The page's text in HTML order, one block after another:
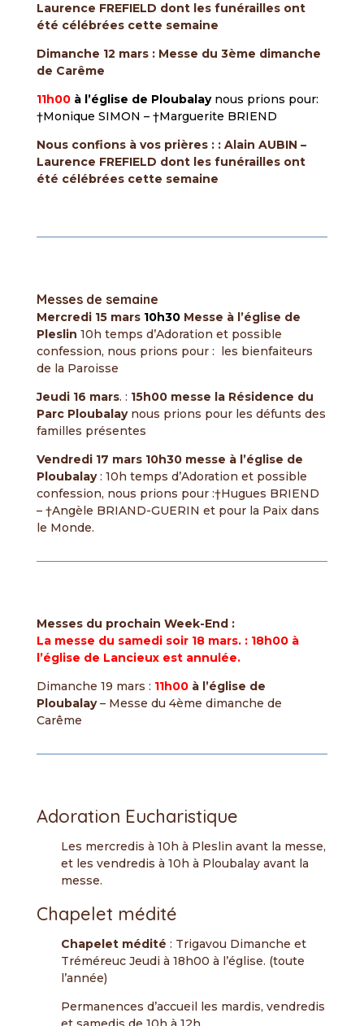
Laurence FREFIELD dont les funérailles ont
été célébrées cette semaine
Dimanche 12 mars : Messe du 3ème dimanche
de Carême
11h00 à l’église de Ploubalay nous prions pour:
†Monique SIMON – †Marguerite BRIEND
Nous confions à vos prières : : Alain AUBIN –
Laurence FREFIELD dont les funérailles ont
été célébrées cette semaine
Messes de semaine
Mercredi 15 mars 10h30Messe à l’église de
Pleslin 10h temps d’Adoration et possible
confession, nous prions pour : les bienfaiteurs
de la Paroisse
Jeudi 16 mars. : 15h00 messe la Résidence du
Parc Ploubalay nous prions pour les défunts des
familles présentes
Vendredi 17 mars 10h30 messe à l’église de
Ploubalay: 10h temps d’Adoration et possible
confession, nous prions pour :†Hugues BRIEND
– †Angèle BRIAND-GUERIN et pour la Paix dans
le Monde.
Messes du prochain Week-End :
La messe du samedi soir 18 mars. : 18h00 à
l’église de Lancieux est annulée.
Dimanche 19 mars : 11h00à l’église de
Ploubalay– Messe du 4ème dimanche de
Carême
Adoration Eucharistique
Les mercredis à 10h à Pleslin avant la messe,
et les vendredis à 10h à Ploubalay avant la
messe.
Chapelet médité
Chapelet médité : Trigavou Dimanche et
Tréméreuc Jeudi à 18h00 à l’église. (toute
l’année)
Permanences d’accueil les mardis, vendredis